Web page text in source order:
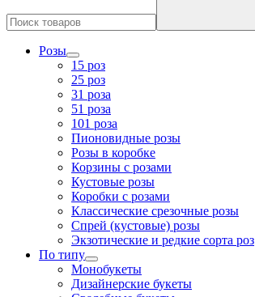
Розы
15 роз
25 роз
31 роза
51 роза
101 роза
Пионовидные розы
Розы в коробке
Корзины с розами
Кустовые розы
Коробки с розами
Классические срезочные розы
Спрей (кустовые) розы
Экзотические и редкие сорта роз
По типу
Монобукеты
Дизайнерские букеты